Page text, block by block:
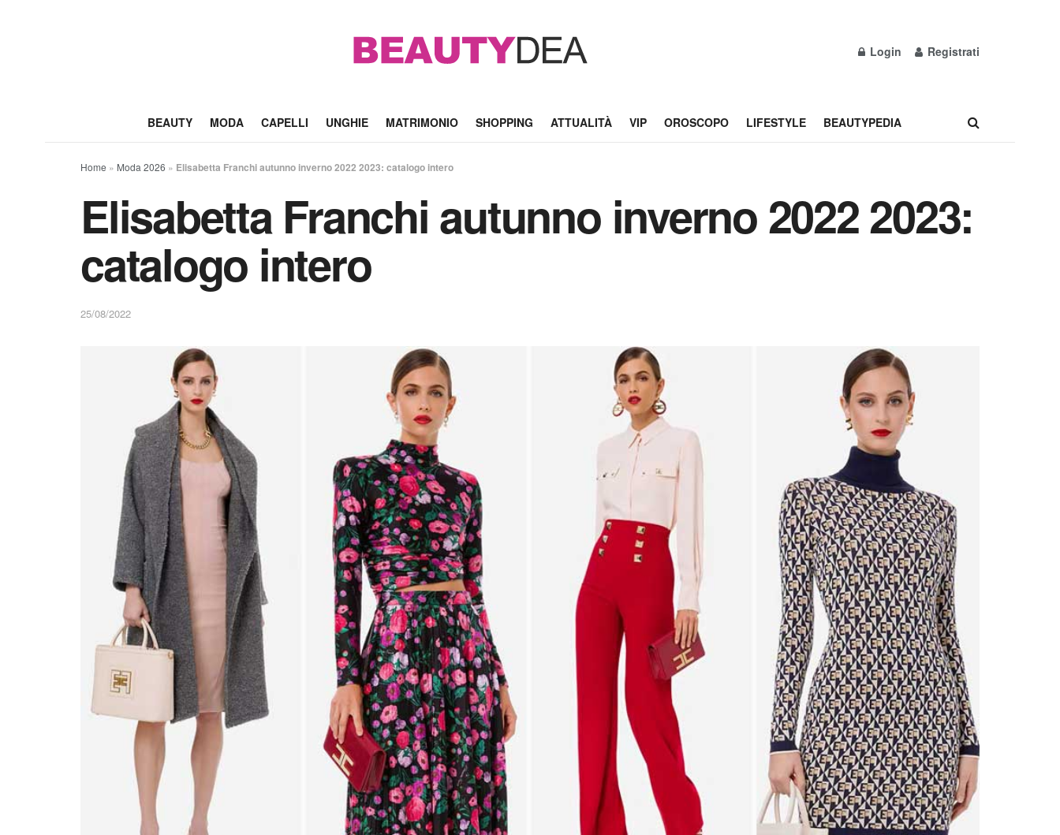
Login Registrati
BEAUTY MODA CAPELLI UNGHIE MATRIMONIO SHOPPING ATTUALITÀ VIP OROSCOPO LIFESTYLE BEAUTYPEDIA
Home » Moda 2026 » Elisabetta Franchi autunno inverno 2022 2023: catalogo intero
Elisabetta Franchi autunno inverno 2022 2023:
catalogo intero
25/08/2022